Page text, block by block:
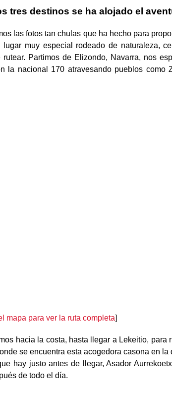
tres destinos se ha alojado el
las fotos tan chulas que ha hecho para
lugar muy especial rodeado de naturaleza,
rutear. Partimos de Elizondo, Navarra, nos
la nacional 170 atravesando pueblos
mapa para ver la ruta completa]
hacia la costa, hasta llegar a Lekeitio,
se encuentra esta acogedora casona en
hay justo antes de llegar, Asador
de todo el día.